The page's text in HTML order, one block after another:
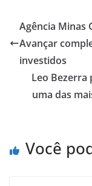
Agência Minas
Avançar
investidos
Leo Bezerra
uma das
Você